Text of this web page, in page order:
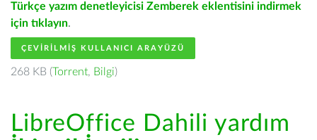
Türkçe yazım denetleyicisi Zemberek eklentisini indirmek
için tıklayın.
ÇEVIRILMIŞ KULLANICI ARAYÜZÜ
268 KB (Torrent, Bilgi)
LibreOffice Dahili yardım